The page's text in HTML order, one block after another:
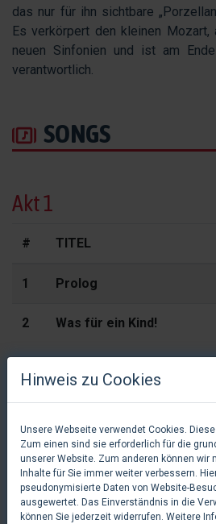
das nur für ihn sichtbare
Es verkörpert den kleinen Mozart,
neuen Sinfonien und ist am
verantwortlich.
SONGS
Akt 1
# TITEL
1 Prolog
2 Was für ein Kind!
3
Die Wunder sind
vorüber
Hinweis zu Cookies
Unsere Webseite verwendet Cookies.
Zum einen sind sie erforderlich für die
unserer Website. Zum anderen können wir
Inhalte für Sie immer weiter verbessern.
pseudonymisierte Daten von Website-
ausgewertet. Das Einverständnis in die
können Sie jederzeit widerrufen. Weitere